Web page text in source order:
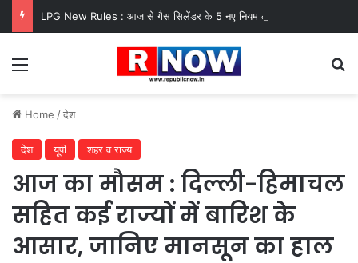
Menu
Home /देश
देश यूपी शहर व राज्य
आज का मौसम : दिल्ली-हिमाचल
सहित कई राज्यों में बारिश के
आसार, जानिए मानसून का हाल